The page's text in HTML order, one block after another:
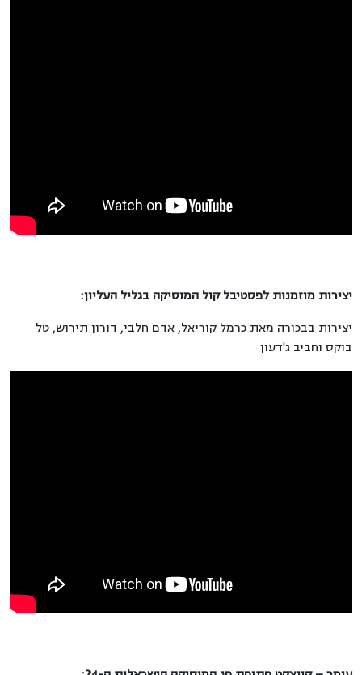
יצירות מוזמנות לפסטיבל קול המוסיקה בגליל העליון:
יצירות בבכורה מאת כרמל קוריאל, אדם חלבי, דורון תירוש, טל
בוקס וחביב ג'דעון